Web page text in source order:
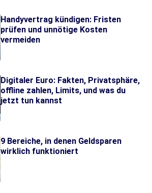
Handyvertrag kündigen: Fristen
prüfen und unnötige Kosten
vermeiden
Digitaler Euro: Fakten, Privatsphäre,
offline zahlen, Limits, und was du
jetzt tun kannst
9 Bereiche, in denen Geldsparen
wirklich funktioniert